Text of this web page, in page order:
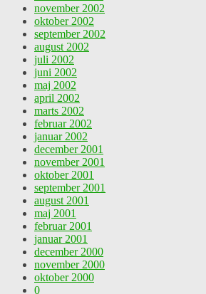
november 2002
oktober 2002
september 2002
august 2002
juli 2002
juni 2002
maj 2002
april 2002
marts 2002
februar 2002
januar 2002
december 2001
november 2001
oktober 2001
september 2001
august 2001
maj 2001
februar 2001
januar 2001
december 2000
november 2000
oktober 2000
0